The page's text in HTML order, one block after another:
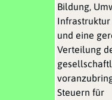
Bildung,
und eine
Verteilung
Steuern für